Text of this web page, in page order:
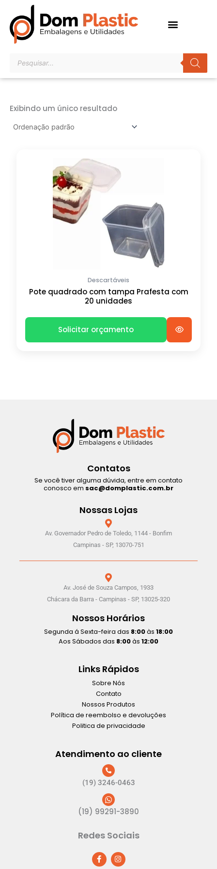
para
conteúdo
produtos
Exibindo um único resultado
Descartáveis
Pote quadrado com tampa Prafesta com
20 unidades
Solicitar orçamento
Contatos
Se você tiver alguma dúvida, entre em contato
conosco em sac@domplastic.com.br
Nossas Lojas
Av. Governador Pedro de Toledo, 1144 - Bonfim
Campinas - SP, 13070-751
Av. José de Souza Campos, 1933
Chácara da Barra - Campinas - SP, 13025-320
Nossos Horários
Segunda á Sexta-feira das 8:00às 18:00
Aos Sábados das 8:00às 12:00
Links Rápidos
Sobre Nós
Contato
Nossos Produtos
Política de reembolso e devoluções
Politica de privacidade
Atendimento ao cliente
(19) 3246-0463
(19) 99291-3890
Redes Sociais
F
a
I
n